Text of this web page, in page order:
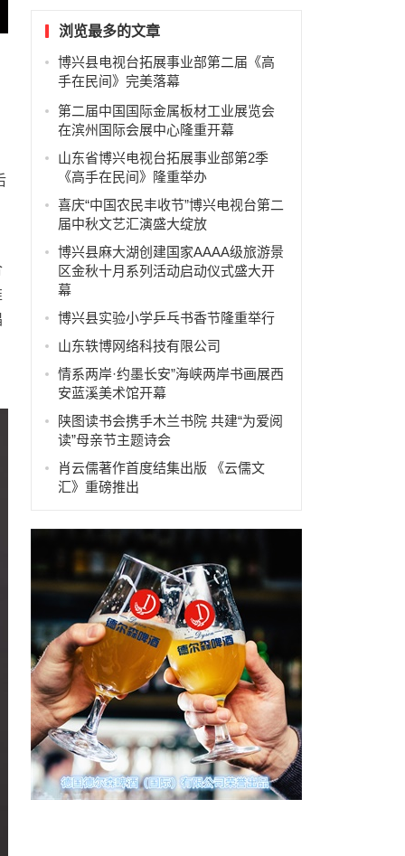
浏览最多的文章
博兴县电视台拓展事业部第二届《高
手在民间》完美落幕
第二届中国国际金属板材工业展览会
在滨州国际会展中心隆重开幕
山东省博兴电视台拓展事业部第2季
《高手在民间》隆重举办
喜庆“中国农民丰收节”博兴电视台第二
届中秋文艺汇演盛大绽放
博兴县麻大湖创建国家AAAA级旅游景
区金秋十月系列活动启动仪式盛大开
幕
博兴县实验小学乒乓书香节隆重举行
山东轶博网络科技有限公司
情系两岸·约墨长安”海峡两岸书画展西
安蓝溪美术馆开幕
陕图读书会携手木兰书院 共建“为爱阅
读”母亲节主题诗会
肖云儒著作首度结集出版 《云儒文
汇》重磅推出